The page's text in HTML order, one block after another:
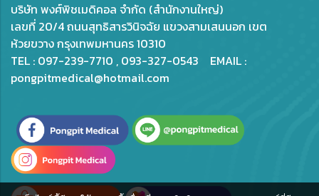
บริษัท พงศ์พิชเมดิคอล จำกัด (สำนักงานใหญ่)
เลขที่ 20/4 ถนนสุทธิสารวินิจฉัย แขวงสามเสนนอก เขต
ห้วยขวาง กรุงเทพมหานคร 10310
TEL : 097-239-7710 , 093-327-0543 EMAIL :
pongpitmedical@hotmail.com